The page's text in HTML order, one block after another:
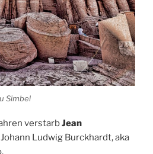
Simbel
verstarbJean
Johann Ludwig Burckhardt, aka
.